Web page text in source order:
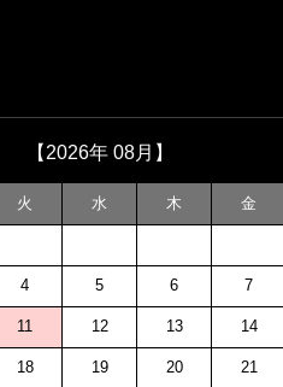
【2026年 08月】
火 水 木 金
4 5 6 7
11 12 13 14
18 19 20 21